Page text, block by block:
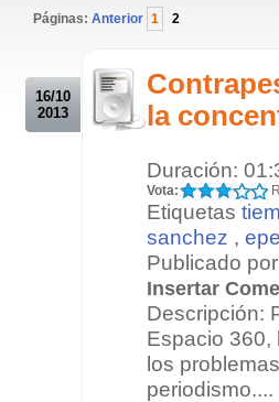
Páginas: Anterior 1 2
16/10
2013
la
Duración:
Vota:
Etiquetas
sanchez ,
Publicado
Insertar
Descripción:
Espacio 360,
los
periodismo....